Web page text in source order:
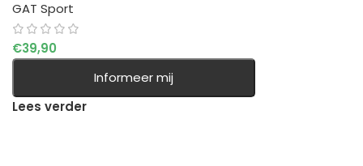
GAT Sport
€39,90
Informeer mij
Lees verder